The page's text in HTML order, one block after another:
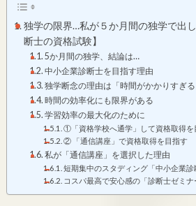
独学の限界…私が５か月間の独学で出
断士の資格試験】
5か月間の独学、結論は…
中小企業診断士を目指す理由
独学断念の理由は「時間がかかりすぎる
時間の効率化にも限界がある
学習効率の最大化のために
①「資格学校へ通学」して資格取得を
② 「通信講座」で資格取得を目指す
私が「通信講座」を選択した理由
短期集中のスタディング「中小企業診
コスパ最高で安心感の「診断士ゼミナ